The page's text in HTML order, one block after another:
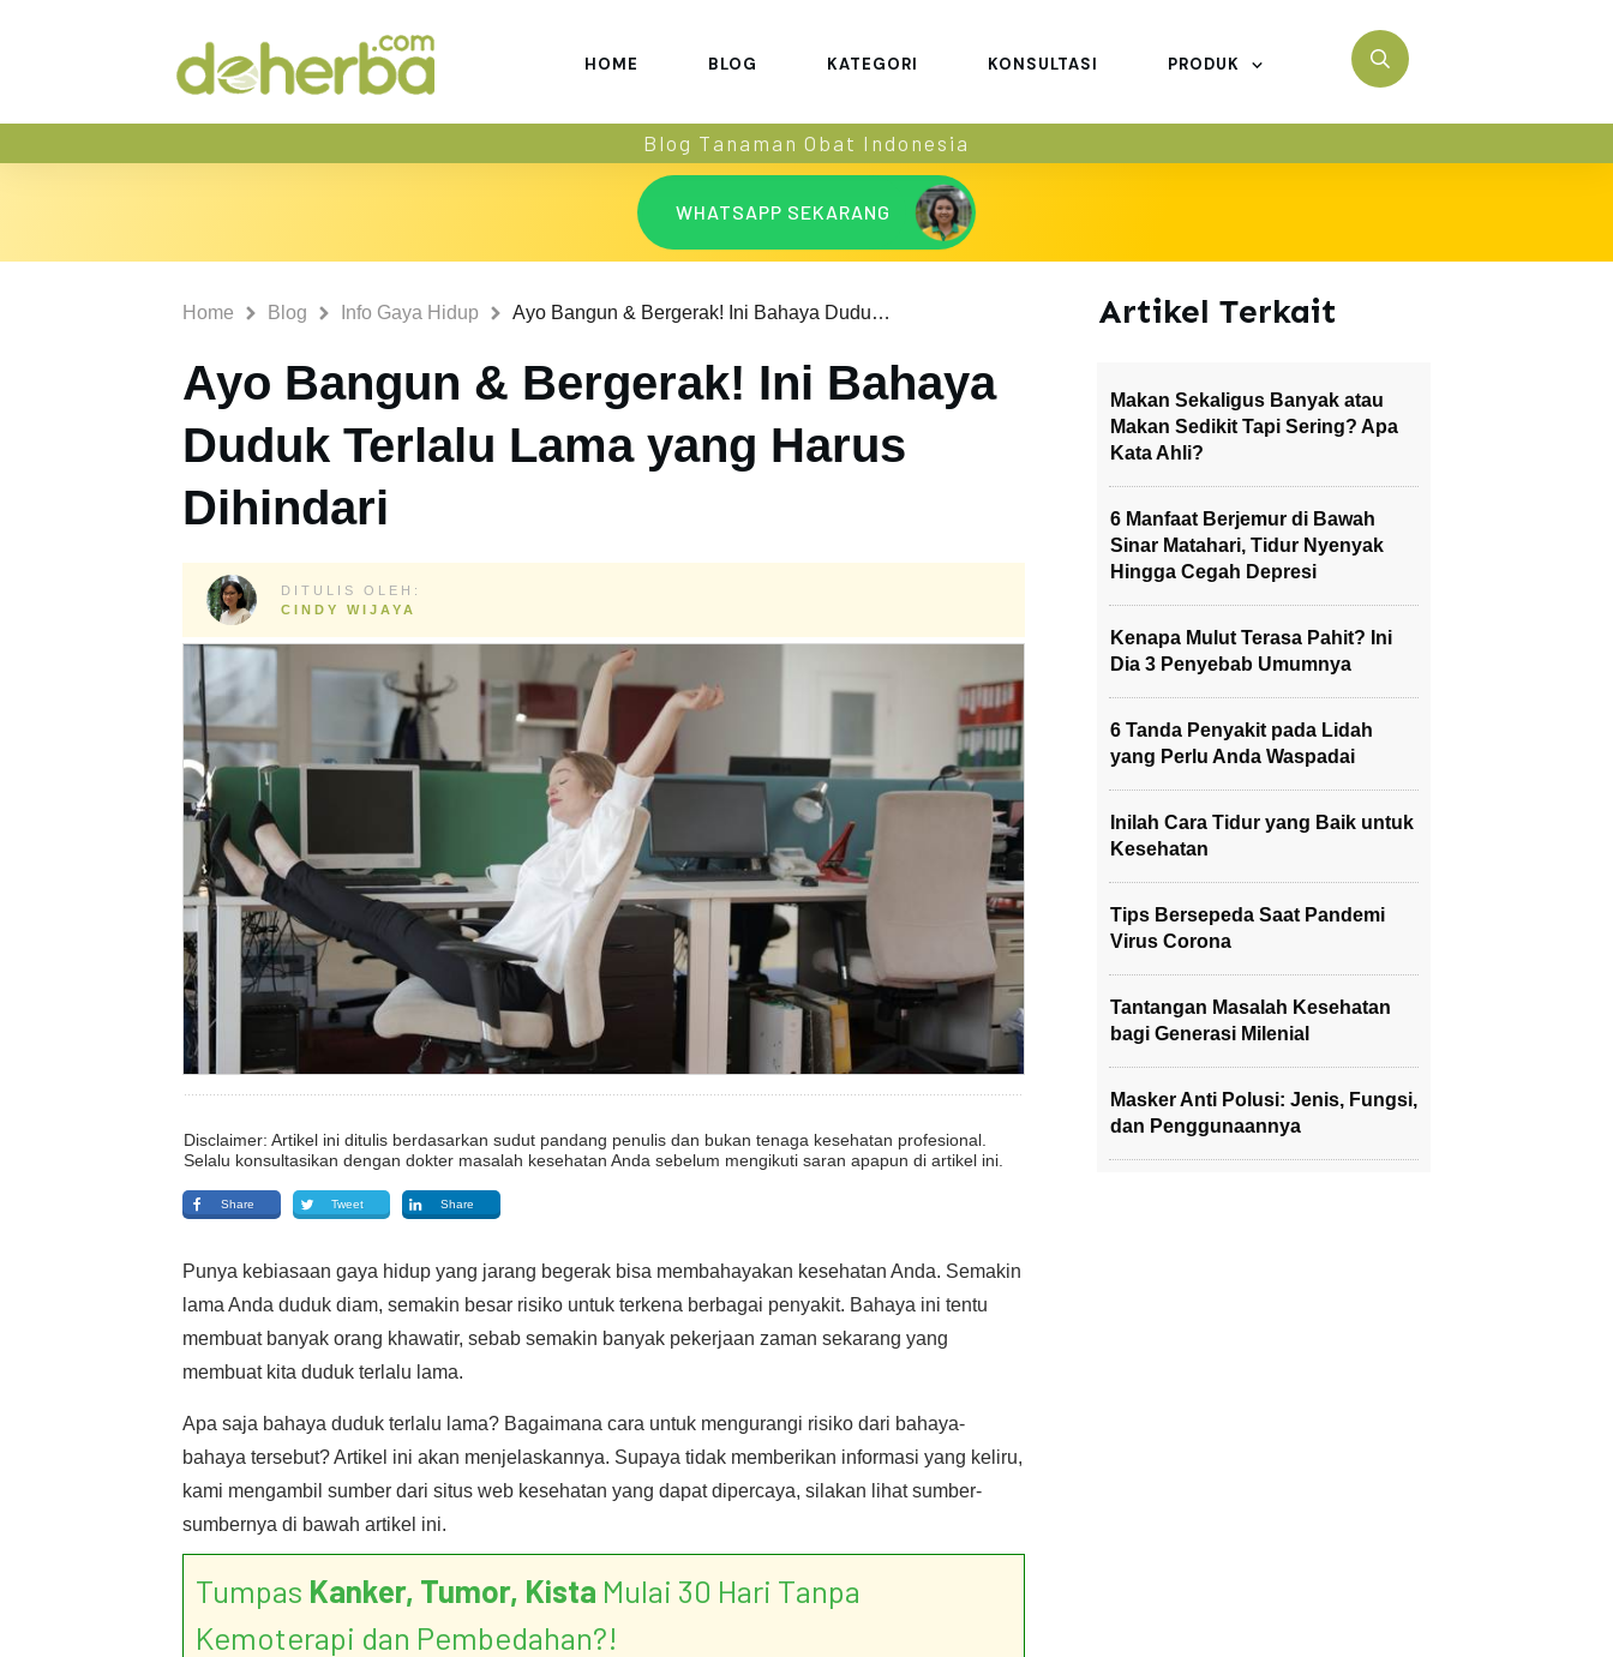
HOME BLOG KATEGORI KONSULTASI PRODUK
Blog Tanaman Obat Indonesia
WHATSAPP SEKARANG
Home Blog Info Gaya Hidup Ayo Bangun & Bergerak! Ini Bahaya Duduk Terlalu Lama yang Harus Dihindari
Ayo Bangun & Bergerak! Ini Bahaya
Duduk Terlalu Lama yang Harus
Dihindari
DITULIS OLEH:
CINDY WIJAYA
Disclaimer: Artikel ini ditulis berdasarkan sudut pandang penulis dan bukan tenaga kesehatan profesional.
Selalu konsultasikan dengan dokter masalah kesehatan Anda sebelum mengikuti saran apapun di artikel ini.
Share Tweet Share
Punya kebiasaan gaya hidup yang jarang begerak bisa membahayakan kesehatan Anda. Semakin
lama Anda duduk diam, semakin besar risiko untuk terkena berbagai penyakit. Bahaya ini tentu
membuat banyak orang khawatir, sebab semakin banyak pekerjaan zaman sekarang yang
membuat kita duduk terlalu lama.
Apa saja bahaya duduk terlalu lama? Bagaimana cara untuk mengurangi risiko dari bahaya-
bahaya tersebut? Artikel ini akan menjelaskannya. Supaya tidak memberikan informasi yang keliru,
kami mengambil sumber dari situs web kesehatan yang dapat dipercaya, silakan lihat sumber-
sumbernya di bawah artikel ini.
Tumpas Kanker, Tumor, Kista Mulai 30 Hari Tanpa
Kemoterapi dan Pembedahan?!
Artikel Terkait
Makan Sekaligus Banyak atau
Makan Sedikit Tapi Sering? Apa
Kata Ahli?
6 Manfaat Berjemur di Bawah
Sinar Matahari, Tidur Nyenyak
Hingga Cegah Depresi
Kenapa Mulut Terasa Pahit? Ini
Dia 3 Penyebab Umumnya
6 Tanda Penyakit pada Lidah
yang Perlu Anda Waspadai
Inilah Cara Tidur yang Baik untuk
Kesehatan
Tips Bersepeda Saat Pandemi
Virus Corona
Tantangan Masalah Kesehatan
bagi Generasi Milenial
Masker Anti Polusi: Jenis, Fungsi,
dan Penggunaannya